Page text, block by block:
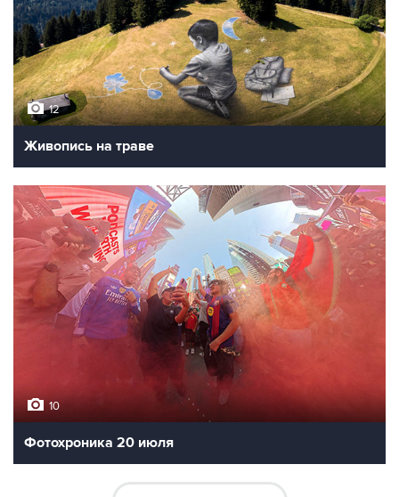
12
Живопись на траве
10
Фотохроника 20 июля